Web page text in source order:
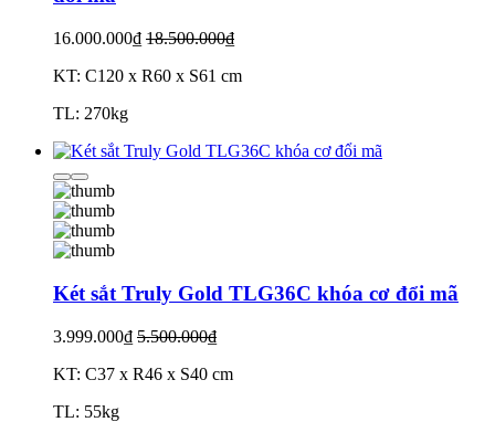
16.000.000₫ 18.500.000₫
KT: C120 x R60 x S61 cm
TL: 270kg
Két sắt Truly Gold TLG36C khóa cơ đổi mã
3.999.000₫ 5.500.000₫
KT: C37 x R46 x S40 cm
TL: 55kg